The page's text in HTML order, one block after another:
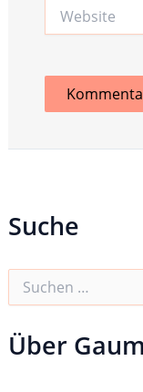
Suche
h
e
Über